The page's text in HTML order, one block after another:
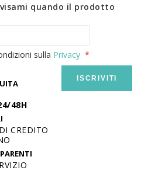
quando il prodotto
sulla Privacy
ISCRIVITI
48H
CREDITO